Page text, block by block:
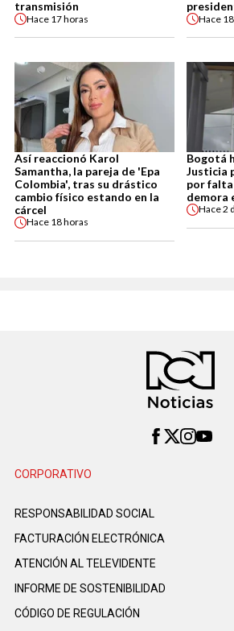
transmisión
Hace 17 horas Hace
Así reaccionó Karol
Samantha, la pareja de 'Epa
Colombia', tras su drástico
cambio físico estando en la
cárcel
Hace 18 horas
Bogotá
Justicia
por falta
demora
Hace2
CORPORATIVO
RESPONSABILIDAD SOCIAL
FACTURACIÓN ELECTRÓNICA
ATENCIÓN AL TELEVIDENTE
INFORME DE SOSTENIBILIDAD
CÓDIGO DE REGULACIÓN